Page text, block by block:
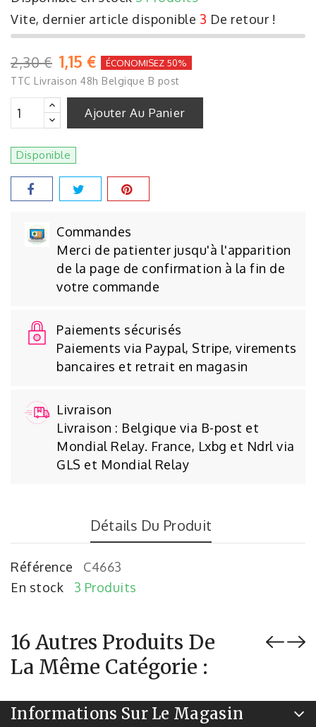
Vite, dernier article disponible 3 De retour !
2,30 € 1,15 € ÉCONOMISEZ 50%
TTC Livraison 48h Belgique B post
Ajouter Au Panier
Disponible
Commandes
Merci de patienter jusqu'à l'apparition
de la page de confirmation à la fin de
votre commande
Paiements sécurisés
Paiements via Paypal, Stripe, virements
bancaires et retrait en magasin
Livraison
Livraison : Belgique via B-post et
Mondial Relay. France, Lxbg et Ndrl via
GLS et Mondial Relay
Détails Du Produit
Référence
C4663
En stock
3 Produits
16 Autres Produits De
La Même Catégorie :
Informations Sur Le Magasin